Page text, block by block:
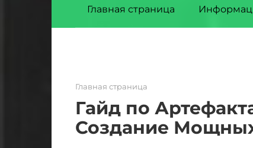
Главная страница
Главная страница
Гайд по
Создание